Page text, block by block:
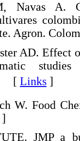
Navas A.
Agron.
AD. Effect
[ Links ]
W. Food
]
JMP a